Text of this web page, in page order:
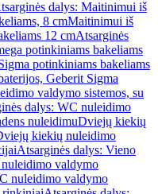
dalys: Maitinimui iš
8 cmMaitinimui iš
12 cmAtsarginės
potinkiniams bakeliams
potinkiniams bakeliams
Geberit Sigma
valdymo sistemos, su
dalys: WC nuleidimo
nuleidimuDviejų kiekių
kiekių nuleidimo
Atsarginės dalys: Vieno
valdymo
nuleidimo valdymo